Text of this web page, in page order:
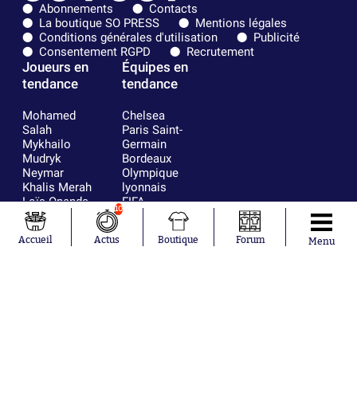
Abonnements
Contacts
La boutique SO PRESS
Mentions légales
Conditions générales d'utilisation
Publicité
Consentement RGPD
Recrutement
Joueurs en
tendance
Mohamed
Salah
Mykhailo
Mudryk
Neymar
Khalis Merah
Loïs Openda
Moussa
Niakhaté
Nicolás
Équipes en
tendance
Chelsea
Paris Saint-
Germain
Bordeaux
Olympique
lyonnais
FIFA
Real Madrid
RC Strasbourg
AC Milan
Accueil
10
Actus Boutique Forum Menu